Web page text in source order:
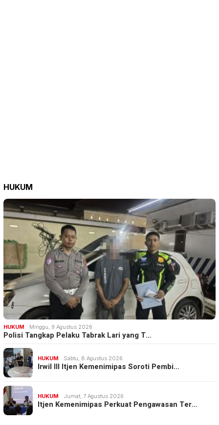
HUKUM
HUKUM Minggu, 9 Agustus 2026
Polisi Tangkap Pelaku Tabrak Lari yang T…
HUKUM Sabtu, 8 Agustus 2026
Irwil III Itjen Kemenimipas Soroti Pembi…
HUKUM Jumat, 7 Agustus 2026
Itjen Kemenimipas Perkuat Pengawasan Ter…